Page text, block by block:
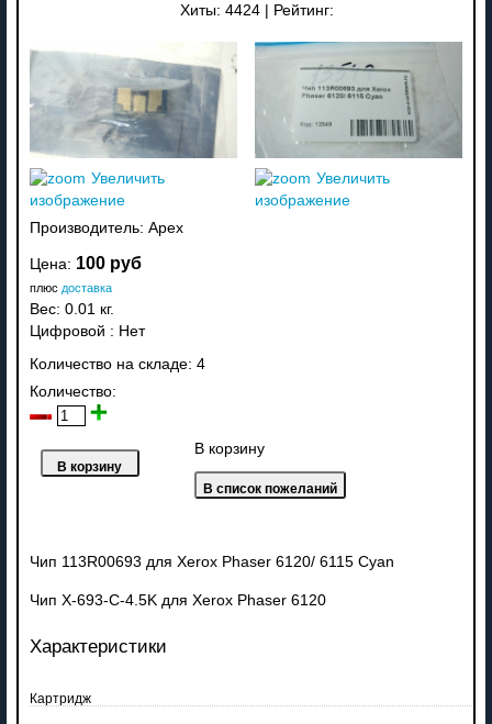
Хиты: 4424 Рейтинг:
Увеличить
изображение
Увеличить
изображение
Производитель: Apex
Цена: 100 руб
плюс доставка
Вес: 0.01 кг.
Цифровой : Нет
Количество на складе: 4
Количество:
В корзину
Чип 113R00693 для Xerox Phaser 6120/ 6115 Cyan
Чип X-693-C-4.5K для Xerox Phaser 6120
Характеристики
Картридж